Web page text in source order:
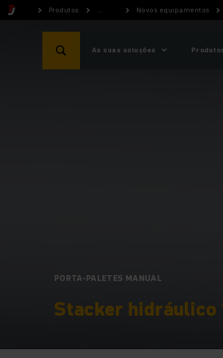
Produtos ... Novos equipamentos
As suas soluções
PORTA-PALETES MANUAL
Stacker hidráulico